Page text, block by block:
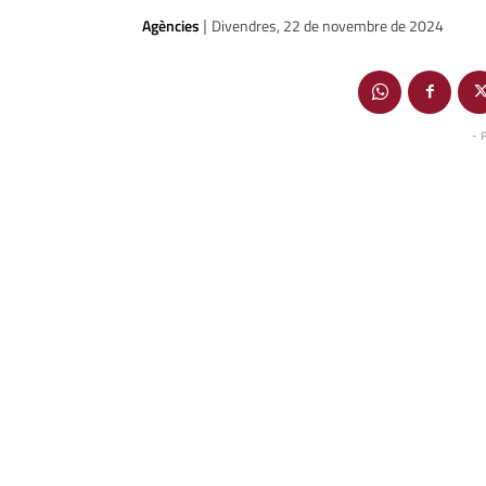
Agències | Divendres, 22 de novembre de 2024
-